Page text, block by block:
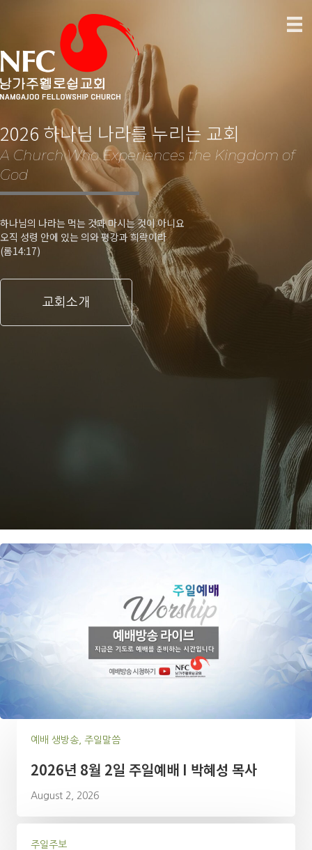
2026 하나님 나라를 누리는 교회
A Church Who Experiences the Kingdom of
God
하나님의 나라는 먹는 것과 마시는 것이 아니요
오직 성령 안에 있는 의와 평강과 희락이라
(롬14:17)
교회소개
예배 생방송, 주일말씀
2026년 8월 2일 주일예배 I 박혜성 목사
August 2, 2026
주일주보